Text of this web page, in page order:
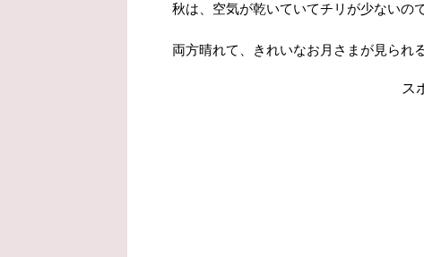
秋は、空気が乾いていてチリが少ないの
両方晴れて、きれいなお月さまが見られ
ス